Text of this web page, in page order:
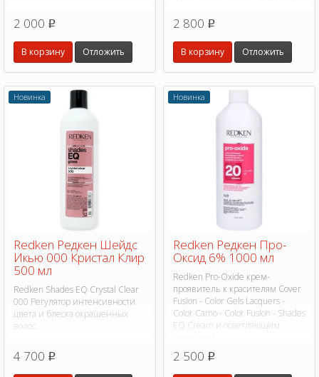
2 000 p
В корзину Отложить
2 800 p
В корзину Отложить
Новинка
Redken Редкен Шейдс
Икью 000 Кристал Клир
500 мл
Redken Shades EQ Crystal Clear
000 Регулятор интенсивности
цвета и блеска окрашенных
волос.
4 700 p
Новинка
Redken Редкен Про-
Оксид 6% 1000 мл
Redken Pro-Oxide крем-
проявитель к красителям Cover
Fusion - Color Gels Lacquers -
Color Camo - Color Fusion - Shades
EQ Cream и осветляющим
2 500 p